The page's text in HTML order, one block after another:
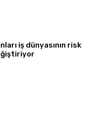
iş dünyasının risk